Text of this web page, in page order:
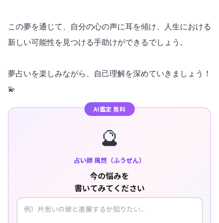
この夢を通じて、自分の心の声に耳を傾け、人生における
新しい可能性を見つける手助けができるでしょう。
夢占いを楽しみながら、自己理解を深めていきましょう！
💫
AI鑑定 無料
🔮
占い師 風然（ふうぜん）
今の悩みを
書いてみてください